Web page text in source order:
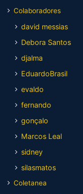
Colaboradores
david messias
Debora Santos
djalma
EduardoBrasil
evaldo
fernando
gonçalo
Marcos Leal
sidney
silasmatos
Coletanea